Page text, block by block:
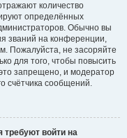
количество
определённых
Обычно вы
званий на конференции,
Пожалуйста, не засоряйте
для того, чтобы повысить
запрещено, и модератор
счётчика сообщений.
требуют войти на